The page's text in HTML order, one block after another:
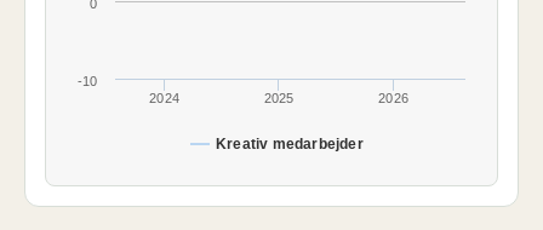
Kreativ medarbejder
2024 2025 2026
0
-10